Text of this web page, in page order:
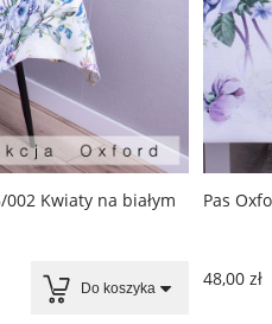
Kwiaty na białym
Do koszyka
Pas
48,00 zł